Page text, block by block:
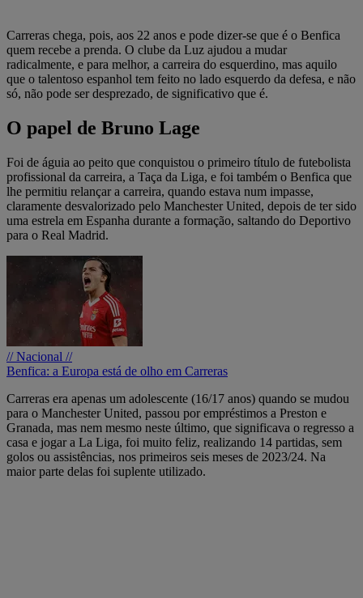
Carreras chega, pois, aos 22 anos e pode dizer-se que é o Benfica
quem recebe a prenda. O clube da Luz ajudou a mudar
radicalmente, e para melhor, a carreira do esquerdino, mas aquilo
que o talentoso espanhol tem feito no lado esquerdo da defesa, e não
só, não pode ser desprezado, de significativo que é.
O papel de Bruno Lage
Foi de águia ao peito que conquistou o primeiro título de futebolista
profissional da carreira, a Taça da Liga, e foi também o Benfica que
lhe permitiu relançar a carreira, quando estava num impasse,
claramente desvalorizado pelo Manchester United, depois de ter sido
uma estrela em Espanha durante a formação, saltando do Deportivo
para o Real Madrid.
// Nacional //
Benfica: a Europa está de olho em Carreras
Carreras era apenas um adolescente (16/17 anos) quando se mudou
para o Manchester United, passou por empréstimos a Preston e
Granada, mas nem mesmo neste último, que significava o regresso a
casa e jogar a La Liga, foi muito feliz, realizando 14 partidas, sem
golos ou assistências, nos primeiros seis meses de 2023/24. Na
maior parte delas foi suplente utilizado.